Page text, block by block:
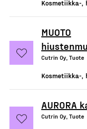
Kosmetiikka-
MUOTO
Cutrin Oy, Tuote
Kosmetiikka-
AURORA
Cutrin Oy, Tuote